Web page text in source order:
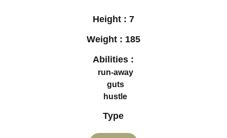
Height : 7
Weight : 185
Abilities :
run-away
guts
hustle
Type